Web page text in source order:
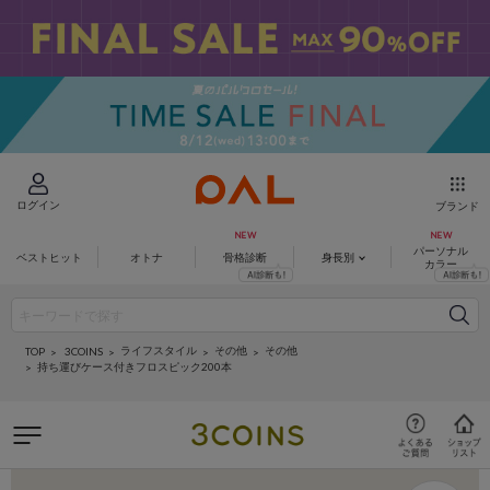
ログイン ブランド
ベストヒット オトナ 骨格診断 身長別
パーソナル
カラー
TOP 3COINS ライフスタイル その他
その他
持ち運びケース付きフロスピック200本